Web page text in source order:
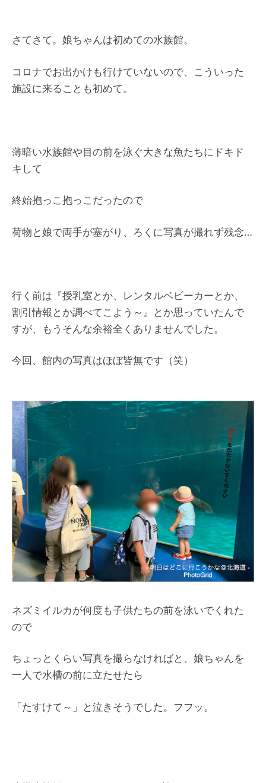
さてさて。娘ちゃんは初めての水族館。
コロナでお出かけも行けていないので、こういった
施設に来ることも初めて。
薄暗い水族館や目の前を泳ぐ大きな魚たちにドキド
キして
終始抱っこ抱っこだったので
荷物と娘で両手が塞がり、ろくに写真が撮れず残念…
行く前は『授乳室とか、レンタルベビーカーとか、
割引情報とか調べてこよう～』とか思っていたんで
すが、もうそんな余裕全くありませんでした。
今回、館内の写真はほぼ皆無です（笑）
ネズミイルカが何度も子供たちの前を泳いでくれた
ので
ちょっとくらい写真を撮らなければと、娘ちゃんを
一人で水槽の前に立たせたら
「たすけて～」と泣きそうでした。フフッ。